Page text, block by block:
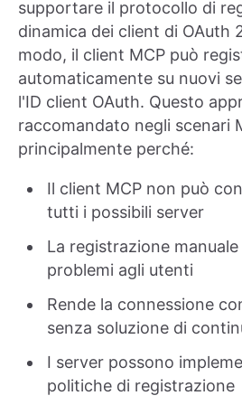
supportare il protocollo di
dinamica dei client di OAuth
modo, il client MCP può
automaticamente su nuovi
l'ID client OAuth. Questo
raccomandato negli scenari
principalmente perché:
Il client MCP non può
tutti i possibili server
La registrazione
problemi agli utenti
Rende la connessione
senza soluzione di
I server possono
politiche di registrazione